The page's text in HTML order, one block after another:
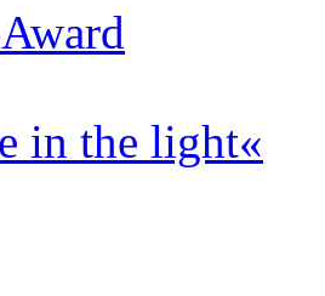
in the light«